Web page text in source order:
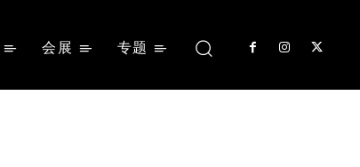
会展 专题